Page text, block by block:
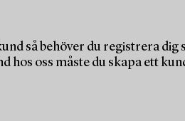
så behöver du registrera
hos oss måste du skapa ett